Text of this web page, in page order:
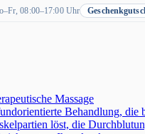
08:00–17:00 Uhr
Massage
Behandlung, die
löst, die